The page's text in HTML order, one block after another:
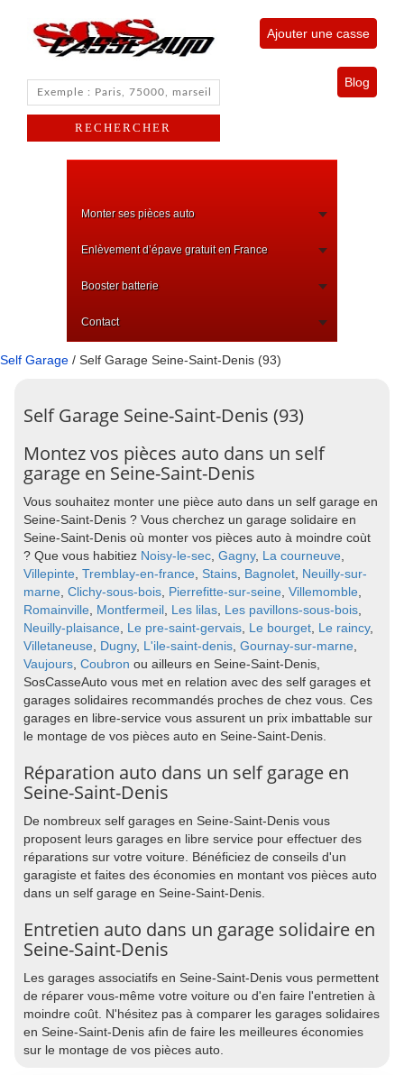
Ajouter une casse
Blog
Monter ses pièces auto
Enlèvement d’épave gratuit en France
Booster batterie
Contact
Self Garage / Self Garage Seine-Saint-Denis (93)
Self Garage Seine-Saint-Denis (93)
Montez vos pièces auto dans un self
garage en Seine-Saint-Denis
Vous souhaitez monter une pièce auto dans un self garage en
Seine-Saint-Denis ? Vous cherchez un garage solidaire en
Seine-Saint-Denis où monter vos pièces auto à moindre coùt
? Que vous habitiez Noisy-le-sec, Gagny, La courneuve,
Villepinte, Tremblay-en-france, Stains, Bagnolet, Neuilly-sur-
marne, Clichy-sous-bois, Pierrefitte-sur-seine, Villemomble,
Romainville, Montfermeil, Les lilas, Les pavillons-sous-bois,
Neuilly-plaisance, Le pre-saint-gervais, Le bourget, Le raincy,
Villetaneuse, Dugny, L'ile-saint-denis, Gournay-sur-marne,
Vaujours, Coubron ou ailleurs en Seine-Saint-Denis,
SosCasseAuto vous met en relation avec des self garages et
garages solidaires recommandés proches de chez vous. Ces
garages en libre-service vous assurent un prix imbattable sur
le montage de vos pièces auto en Seine-Saint-Denis.
Réparation auto dans un self garage en
Seine-Saint-Denis
De nombreux self garages en Seine-Saint-Denis vous
proposent leurs garages en libre service pour effectuer des
réparations sur votre voiture. Bénéficiez de conseils d'un
garagiste et faites des économies en montant vos pièces auto
dans un self garage en Seine-Saint-Denis.
Entretien auto dans un garage solidaire en
Seine-Saint-Denis
Les garages associatifs en Seine-Saint-Denis vous permettent
de réparer vous-même votre voiture ou d'en faire l'entretien à
moindre coût. N'hésitez pas à comparer les garages solidaires
en Seine-Saint-Denis afin de faire les meilleures économies
sur le montage de vos pièces auto.